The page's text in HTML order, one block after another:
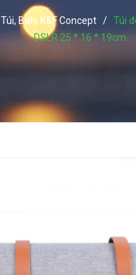
Túi, Balo K&F Concept / Túi
DSLR 25 * 16 * 19cm